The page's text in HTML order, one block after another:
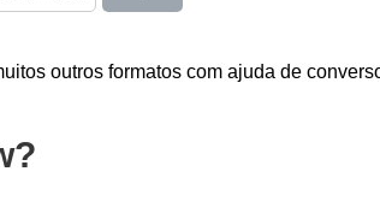
outros formatos com ajuda de